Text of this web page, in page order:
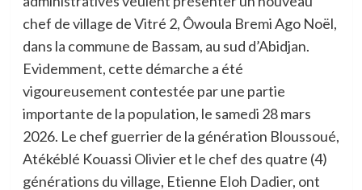
chef de village de Vitré 2, Ôwoula Bremi Ago Noël,
dans la commune de Bassam, au sud d’Abidjan.
Evidemment, cette démarche a été
vigoureusement contestée par une partie
importante de la population, le samedi 28 mars
2026. Le chef guerrier de la génération Bloussoué,
Atékéblé Kouassi Olivier et le chef des quatre (4)
générations du village, Etienne Eloh Dadier, ont